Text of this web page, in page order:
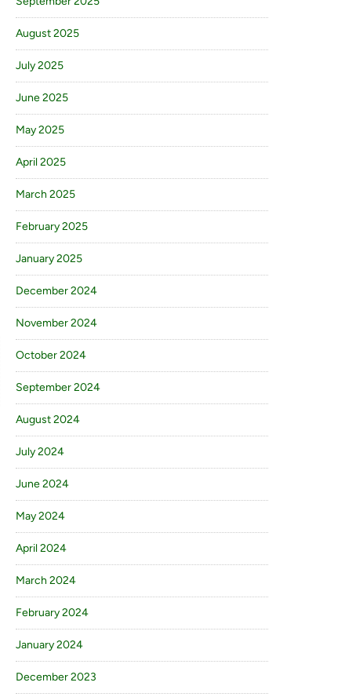
August 2025
July 2025
June 2025
May 2025
April 2025
March 2025
February 2025
January 2025
December 2024
November 2024
October 2024
September 2024
August 2024
July 2024
June 2024
May 2024
April 2024
March 2024
February 2024
January 2024
December 2023